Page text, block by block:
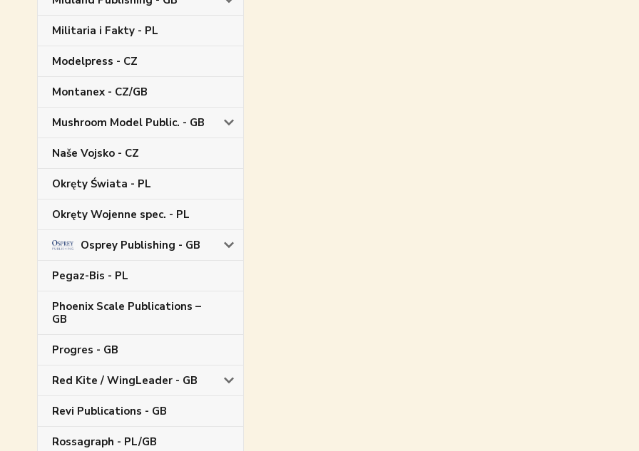
Militaria i Fakty - PL
Modelpress - CZ
Montanex - CZ/GB
Mushroom Model Public. - GB
Naše Vojsko - CZ
Okręty Świata - PL
Okręty Wojenne spec. - PL
Osprey Publishing - GB
Pegaz-Bis - PL
Phoenix Scale Publications –
GB
Progres - GB
Red Kite / WingLeader - GB
Revi Publications - GB
Rossagraph - PL/GB